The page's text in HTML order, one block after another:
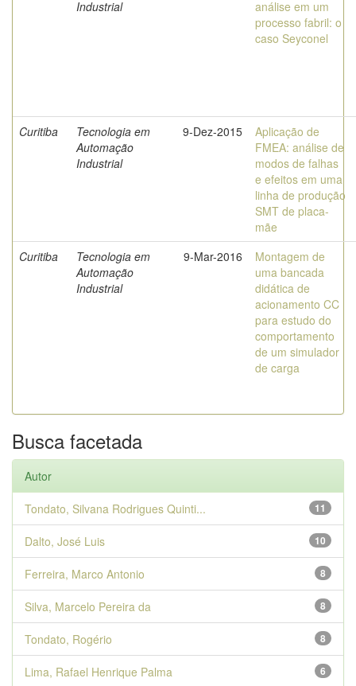
Industrial
análise em um
processo fabril: o
caso Seyconel
Curitiba
Tecnologia em
Automação
Industrial
9-Dez-2015
Aplicação de
FMEA: análise de
modos de falhas
e efeitos em uma
linha de produção
SMT de placa-
mãe
Curitiba
Tecnologia em
Automação
Industrial
9-Mar-2016
Montagem de
uma bancada
didática de
acionamento CC
para estudo do
comportamento
de um simulador
de carga
Busca facetada
Autor
11
Tondato, Silvana Rodrigues Quinti...
10
Dalto, José Luis
8
Ferreira, Marco Antonio
8
Silva, Marcelo Pereira da
8
Tondato, Rogério
6
Lima, Rafael Henrique Palma